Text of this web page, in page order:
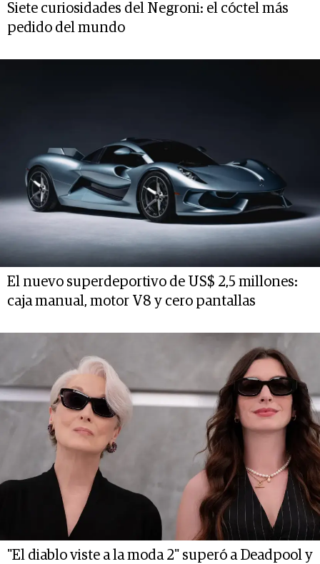
Siete curiosidades del Negroni: el cóctel más
pedido del mundo
El nuevo superdeportivo de US$ 2,5 millones:
caja manual, motor V8 y cero pantallas
"El diablo viste a la moda 2" superó a Deadpool y